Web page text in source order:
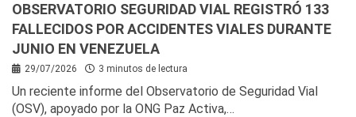
OBSERVATORIO SEGURIDAD VIAL REGISTRÓ 133
FALLECIDOS POR ACCIDENTES VIALES DURANTE
JUNIO EN VENEZUELA
29/07/2026 3 minutos de lectura
Un reciente informe del Observatorio de Seguridad Vial
(OSV), apoyado por la ONG Paz Activa,…